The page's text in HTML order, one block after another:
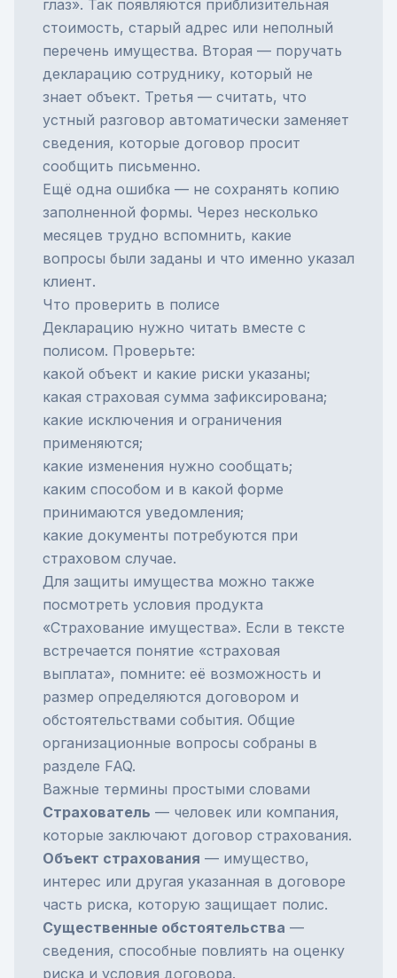
глаз». Так появляются приблизительная
стоимость, старый адрес или неполный
перечень имущества. Вторая — поручать
декларацию сотруднику, который не
знает объект. Третья — считать, что
устный разговор автоматически заменяет
сведения, которые договор просит
сообщить письменно.
Ещё одна ошибка — не сохранять копию
заполненной формы. Через несколько
месяцев трудно вспомнить, какие
вопросы были заданы и что именно указал
клиент.
Что проверить в полисе
Декларацию нужно читать вместе с
полисом. Проверьте:
какой объект и какие риски указаны;
какая страховая сумма зафиксирована;
какие исключения и ограничения
применяются;
какие изменения нужно сообщать;
каким способом и в какой форме
принимаются уведомления;
какие документы потребуются при
страховом случае.
Для защиты имущества можно также
посмотреть условия продукта
«Страхование имущества». Если в тексте
встречается понятие «страховая
выплата», помните: её возможность и
размер определяются договором и
обстоятельствами события. Общие
организационные вопросы собраны в
разделе FAQ.
Важные термины простыми словами
Страхователь — человек или компания,
которые заключают договор страхования.
Объект страхования — имущество,
интерес или другая указанная в договоре
часть риска, которую защищает полис.
Существенные обстоятельства —
сведения, способные повлиять на оценку
риска и условия договора.